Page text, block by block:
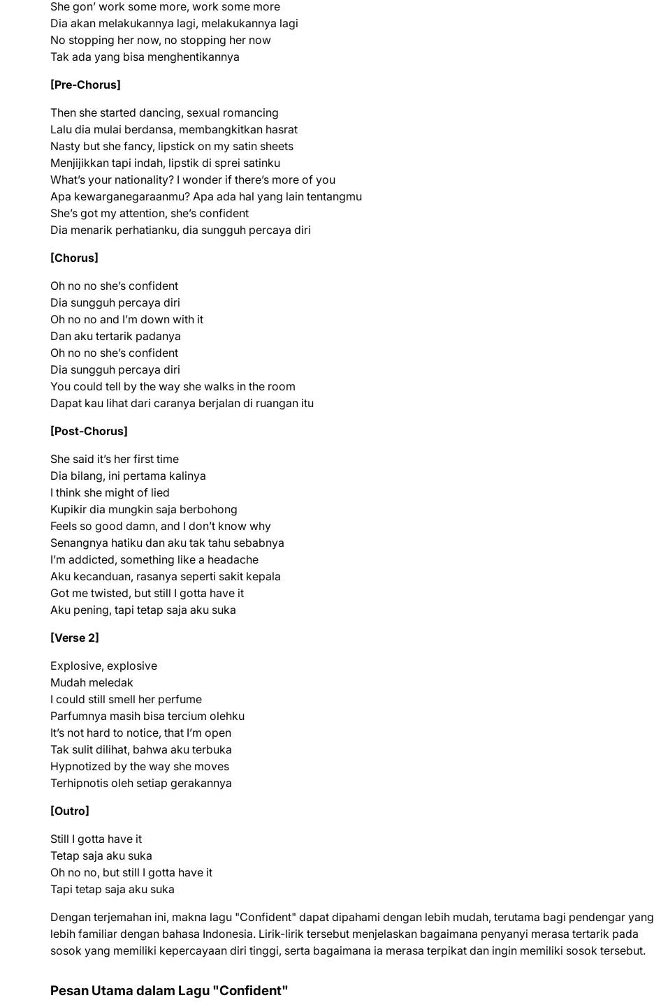
She gon’ work some more, work some more
Dia akan melakukannya lagi, melakukannya lagi
No stopping her now, no stopping her now
Tak ada yang bisa menghentikannya
[Pre-Chorus]
Then she started dancing, sexual romancing
Lalu dia mulai berdansa, membangkitkan hasrat
Nasty but she fancy, lipstick on my satin sheets
Menjijikkan tapi indah, lipstik di sprei satinku
What’s your nationality? I wonder if there’s more of you
Apa kewarganegaraanmu? Apa ada hal yang lain tentangmu
She’s got my attention, she’s confident
Dia menarik perhatianku, dia sungguh percaya diri
[Chorus]
Oh no no she’s confident
Dia sungguh percaya diri
Oh no no and I’m down with it
Dan aku tertarik padanya
Oh no no she’s confident
Dia sungguh percaya diri
You could tell by the way she walks in the room
Dapat kau lihat dari caranya berjalan di ruangan itu
[Post-Chorus]
She said it’s her first time
Dia bilang, ini pertama kalinya
I think she might of lied
Kupikir dia mungkin saja berbohong
Feels so good damn, and I don’t know why
Senangnya hatiku dan aku tak tahu sebabnya
I’m addicted, something like a headache
Aku kecanduan, rasanya seperti sakit kepala
Got me twisted, but still I gotta have it
Aku pening, tapi tetap saja aku suka
[Verse 2]
Explosive, explosive
Mudah meledak
I could still smell her perfume
Parfumnya masih bisa tercium olehku
It’s not hard to notice, that I’m open
Tak sulit dilihat, bahwa aku terbuka
Hypnotized by the way she moves
Terhipnotis oleh setiap gerakannya
[Outro]
Still I gotta have it
Tetap saja aku suka
Oh no no, but still I gotta have it
Tapi tetap saja aku suka
Dengan terjemahan ini, makna lagu "Confident" dapat dipahami dengan lebih mudah, terutama bagi pendengar yang
lebih familiar dengan bahasa Indonesia. Lirik-lirik tersebut menjelaskan bagaimana penyanyi merasa tertarik pada
sosok yang memiliki kepercayaan diri tinggi, serta bagaimana ia merasa terpikat dan ingin memiliki sosok tersebut.
Pesan Utama dalam Lagu "Confident"